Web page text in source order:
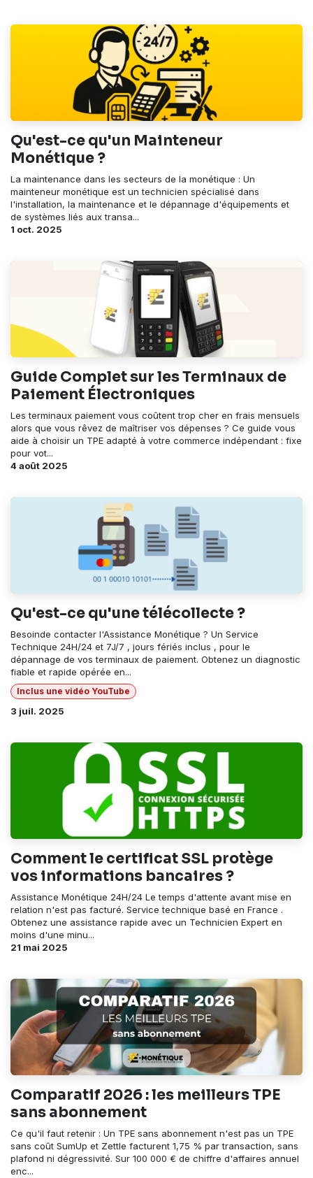
Qu'est-ce qu'un Mainteneur
Monétique ?
La maintenance dans les secteurs de la monétique : Un
mainteneur monétique est un technicien spécialisé dans
l'installation, la maintenance et le dépannage d'équipements et
de systèmes liés aux transa...
1 oct. 2025
Guide Complet sur les Terminaux de
Paiement Électroniques
Les terminaux paiement vous coûtent trop cher en frais mensuels
alors que vous rêvez de maîtriser vos dépenses ? Ce guide vous
aide à choisir un TPE adapté à votre commerce indépendant : fixe
pour vot...
4 août 2025
Qu'est-ce qu'une télécollecte ?
Besoinde contacter l'Assistance Monétique ? Un Service
Technique 24H/24 et 7J/7 , jours fériés inclus , pour le
dépannage de vos terminaux de paiement. Obtenez un diagnostic
fiable et rapide opérée en...
Inclus une vidéo YouTube
3 juil. 2025
Comment le certificat SSL protège
vos informations bancaires ?
Assistance Monétique 24H/24 Le temps d'attente avant mise en
relation n'est pas facturé. Service technique basé en France .
Obtenez une assistance rapide avec un Technicien Expert en
moins d'une minu...
21 mai 2025
Comparatif 2026 : les meilleurs TPE
sans abonnement
Ce qu'il faut retenir : Un TPE sans abonnement n'est pas un TPE
sans coût SumUp et Zettle facturent 1,75 % par transaction, sans
plafond ni dégressivité. Sur 100 000 € de chiffre d'affaires annuel
enc...